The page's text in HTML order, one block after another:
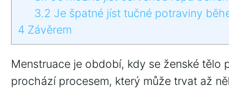
3.2 Je špatné jíst tučné potraviny
4 Závěrem
Menstruace je období, kdy se ženské tělo
prochází procesem, který může trvat až